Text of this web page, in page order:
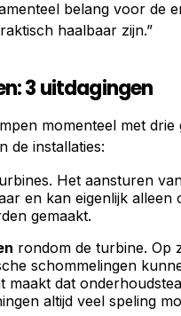
belang voor de
haalbaar zijn.”
3 uitdagingen
momenteel met drie
de installaties:
Het aansturen
en kan eigenlijk alleen
gemaakt.
rondom de turbine. Op
schommelingen
maakt dat
altijd veel speling